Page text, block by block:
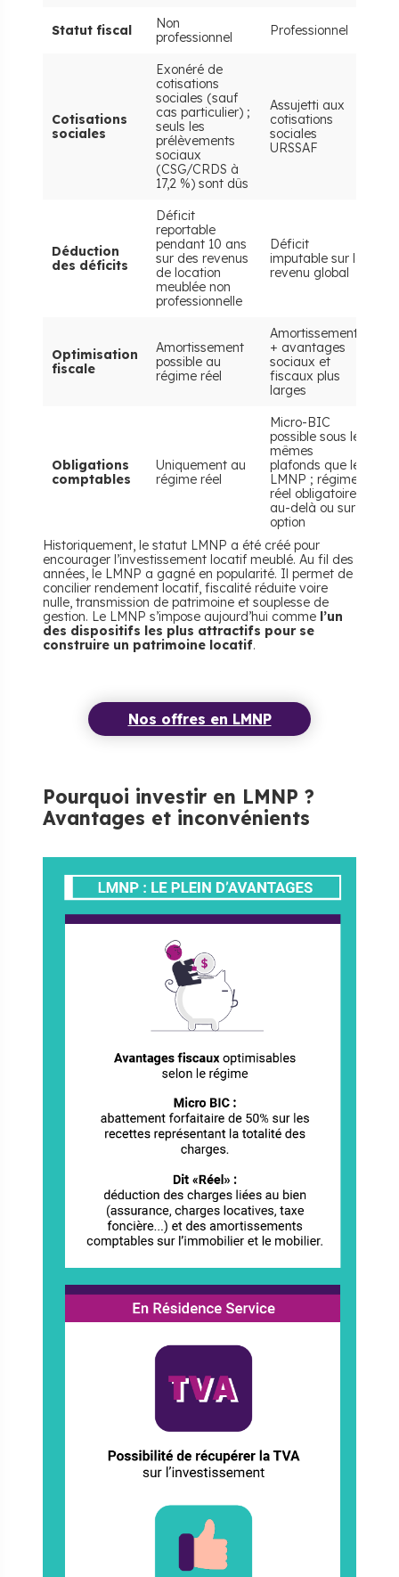
Statut fiscal
Non
professionnel
Professionnel
Cotisations
sociales
Exonéré de
cotisations
sociales (sauf
cas particulier) ;
seuls les
prélèvements
sociaux
(CSG/CRDS à
17,2 %) sont dûs
Assujetti aux
cotisations
sociales
URSSAF
Déduction
des déficits
Déficit
reportable
pendant 10 ans
sur des revenus
de location
meublée non
professionnelle
Déficit
imputable sur le
revenu global
Optimisation
fiscale
Amortissement
possible au
régime réel
Amortissement
+ avantages
sociaux et
fiscaux plus
larges
Obligations
comptables
Uniquement au
régime réel
Micro-BIC
possible sous les
mêmes
plafonds que le
LMNP ; régime
réel obligatoire
au-delà ou sur
option
Historiquement, le statut LMNP a été créé pour
encourager l’investissement locatif meublé. Au fil des
années, le LMNP a gagné en popularité. Il permet de
concilier rendement locatif, fiscalité réduite voire
nulle, transmission de patrimoine et souplesse de
gestion. Le LMNP s’impose aujourd’hui comme l’un
des dispositifs les plus attractifs pour se
construire un patrimoine locatif.
Nos offres en LMNP
​Pourquoi investir en LMNP ?
Avantages et inconvénients